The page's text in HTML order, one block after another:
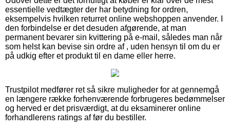
essentielle vedtægter der har betydning for ordren,
eksempelvis hvilken returret online webshoppen anvender. I
den forbindelse er det desuden afgørende, at man
permanent bevarer sin kvittering på e-mail, således man når
som helst kan bevise sin ordre af , uden hensyn til om du er
på udkig efter et produkt til en dame eller herre.
Trustpilot medfører ret så sikre muligheder for at gennemgå
en længere række forhenværende forbrugeres bedømmelser
og herved er det prisværdigt, at du eksaminerer online
forhandlerens ratings af før du bestiller.